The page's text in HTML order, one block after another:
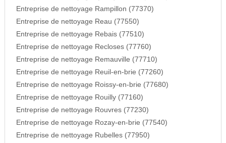
Entreprise de nettoyage Rampillon (77370)
Entreprise de nettoyage Reau (77550)
Entreprise de nettoyage Rebais (77510)
Entreprise de nettoyage Recloses (77760)
Entreprise de nettoyage Remauville (77710)
Entreprise de nettoyage Reuil-en-brie (77260)
Entreprise de nettoyage Roissy-en-brie (77680)
Entreprise de nettoyage Rouilly (77160)
Entreprise de nettoyage Rouvres (77230)
Entreprise de nettoyage Rozay-en-brie (77540)
Entreprise de nettoyage Rubelles (77950)